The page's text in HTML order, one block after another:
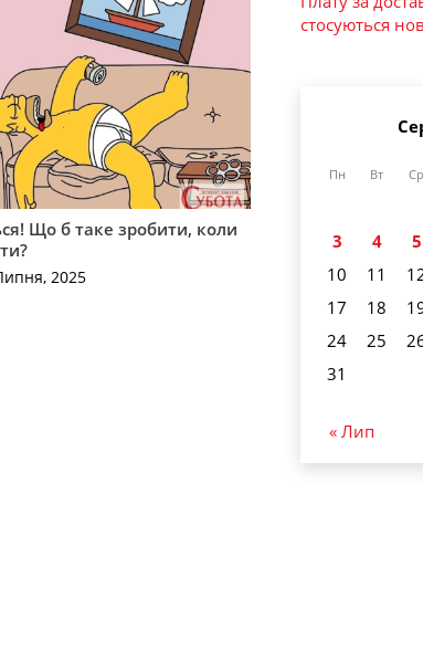
Що б таке зробити, коли
2025
стосуються
Пн Вт Ср
3
4 5
10
11
17
18
24
25
31
« Лип